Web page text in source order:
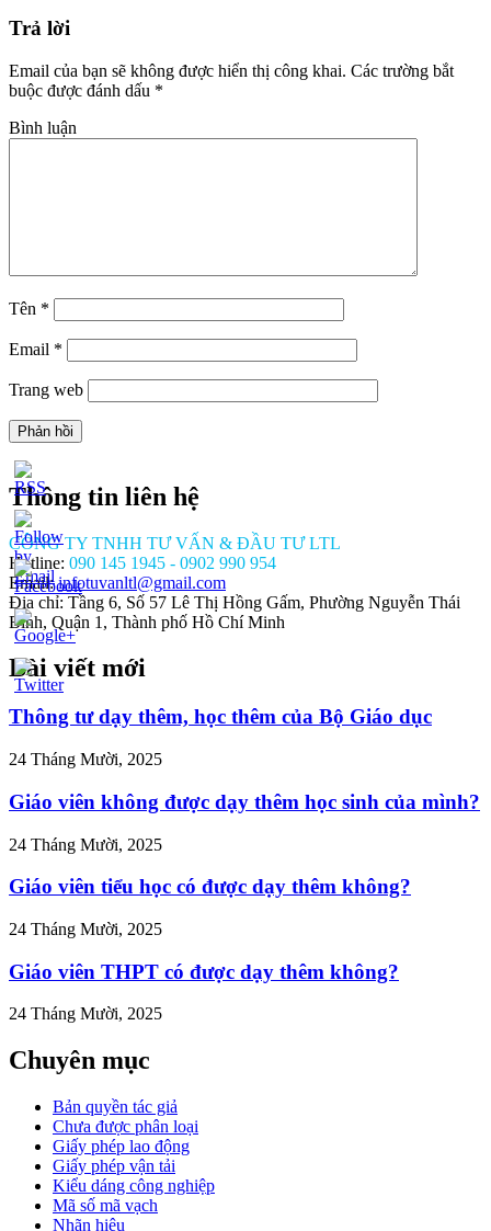
Trả lời
Email của bạn sẽ không được hiển thị công khai. Các trường bắt
buộc được đánh dấu *
Bình luận
Tên *
Email *
Trang web
gia-
Thông tin liên hệ
CÔNG TY TNHH TƯ VẤN & ĐẦU TƯ LTL
Hotline: 090 145 1945 - 0902 990 954
Email:infotuvanltl@gmail.com
Địa chỉ: Tầng 6, Số 57 Lê Thị Hồng Gấm, Phường Nguyễn Thái
Bình, Quận 1, Thành phố Hồ Chí Minh
Bài viết mới
Thông tư dạy thêm, học thêm của Bộ Giáo dục
24 Tháng Mười, 2025
Giáo viên không được dạy thêm học sinh của mình?
24 Tháng Mười, 2025
Giáo viên tiểu học có được dạy thêm không?
24 Tháng Mười, 2025
Giáo viên THPT có được dạy thêm không?
24 Tháng Mười, 2025
Chuyên mục
Bản quyền tác giả
Chưa được phân loại
Giấy phép lao động
Giấy phép vận tải
Kiểu dáng công nghiệp
Mã số mã vạch
Nhãn hiệu